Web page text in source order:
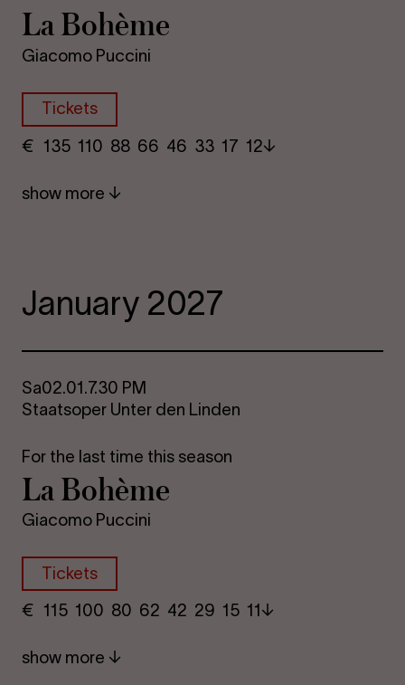
La Bohème
Giacomo Puccini
Tickets
€ ​ 135 110 88​ 66 46 33​ 17 12
show more
January 2027
Sa02.01.7.30 PM
Staatsoper Unter den Linden
For the last time this season
La Bohème
Giacomo Puccini
Tickets
€ ​ 115 100 80​ 62 42 29​ 15 11
show more